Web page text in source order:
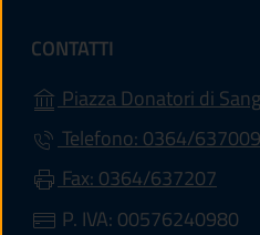
CONTATTI
Piazza Donatori di
Telefono: 0364/637009
Fax: 0364/637207
P. IVA: 00576240980